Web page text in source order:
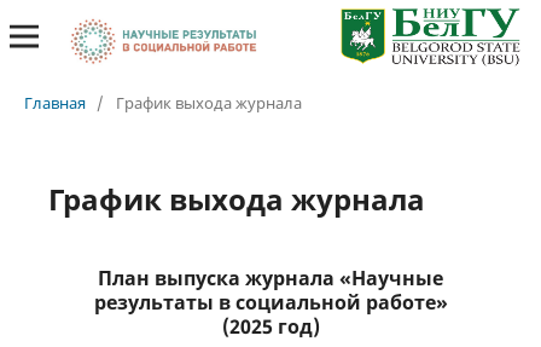
##plugins.themes.bootstrap3.accessible_menu.label##
##plugins.themes.bootstrap3.accessible_menu.sidebar##
Главная / График выхода журнала
График выхода журнала
План выпуска журнала «Научные
результаты в социальной работе»
(2025 год)